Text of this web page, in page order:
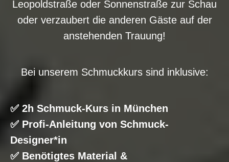
Leopoldstraße oder Sonnenstraße zur Schau
oder verzaubert die anderen Gäste auf der
anstehenden Trauung!
Bei unserem Schmuckkurs sind inklusive:
✅ 2h Schmuck-Kurs in München
✅ Profi-Anleitung von Schmuck-
Designer*in
✅ Benötigtes Material &